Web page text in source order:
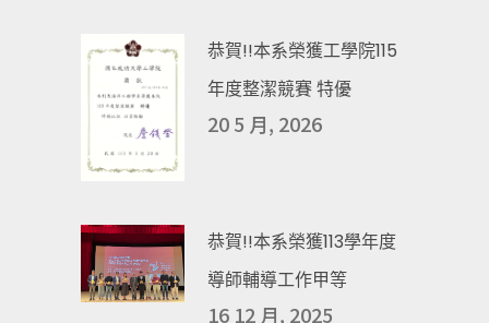
恭賀!!本系榮獲工學院115
年度整潔競賽 特優
20 5 月, 2026
恭賀!!本系榮獲113學年度
導師輔導工作甲等
16 12 月, 2025